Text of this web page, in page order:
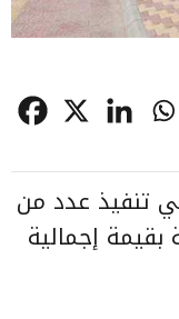
تنفيذ عدد من
بقيمة إجمالية